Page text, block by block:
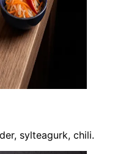
sylteagurk, chili.